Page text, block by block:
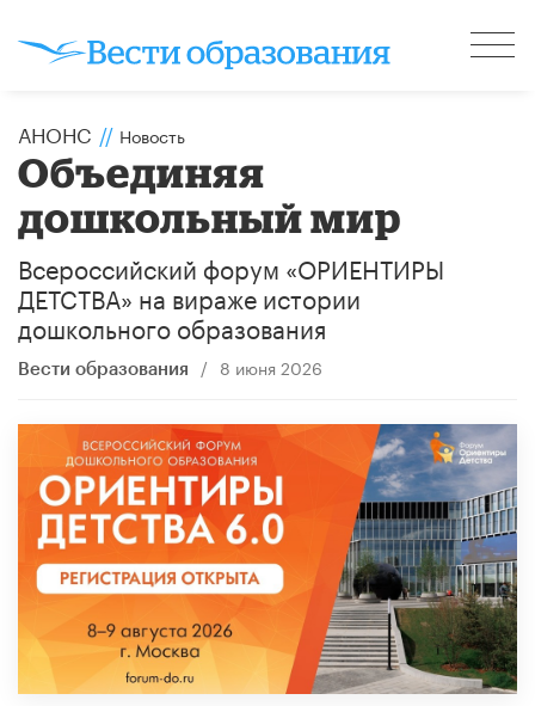
АНОНС // Новость
​Объединяя
дошкольный мир
Всероссийский форум «ОРИЕНТИРЫ
ДЕТСТВА» на вираже истории
дошкольного образования
Вести образования / 8 июня 2026